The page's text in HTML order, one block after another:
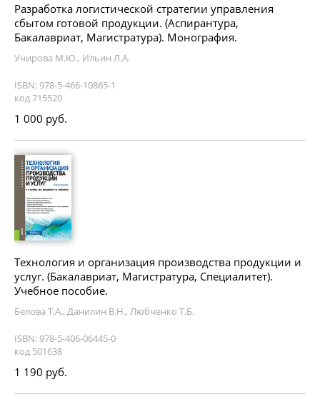
Разработка логистической стратегии управления
сбытом готовой продукции. (Аспирантура,
Бакалавриат, Магистратура). Монография.
Учирова М.Ю., Ильин Л.А.
ISBN: 978-5-466-10865-1
код 715520
1 000 руб.
Технология и организация производства продукции и
услуг. (Бакалавриат, Магистратура, Специалитет).
Учебное пособие.
Белова Т.А., Данилин В.Н., Любченко Т.Б.
ISBN: 978-5-406-06445-0
код 501638
1 190 руб.